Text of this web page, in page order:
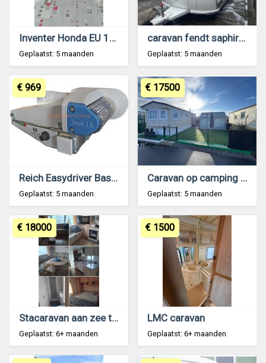
Inventer Honda EU 10 i
Geplaatst: 5 maanden
caravan fendt saphir 550 tfkm
Geplaatst: 5 maanden
Reich Easydriver Basic 1.6 caravan mover
Geplaatst: 5 maanden
€ 969
Caravan op camping Klein Strand te Jabbeke
Geplaatst: 5 maanden
€ 17500
Stacaravan aan zee te koop
Geplaatst: 6+ maanden
€ 18000
LMC caravan
Geplaatst: 6+ maanden
€ 1500